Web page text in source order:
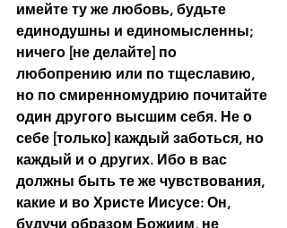
имейте ту же любовь, будьте
единодушны и единомысленны;
ничего [не делайте] по
любопрению или по тщеславию,
но по смиренномудрию почитайте
один другого высшим себя. Не о
себе [только] каждый заботься, но
каждый и о других. Ибо в вас
должны быть те же чувствования,
какие и во Христе Иисусе: Он,
будучи образом Божиим, не